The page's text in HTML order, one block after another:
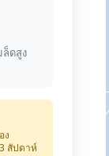
ล็ดสูง
ง
สัปดาห์